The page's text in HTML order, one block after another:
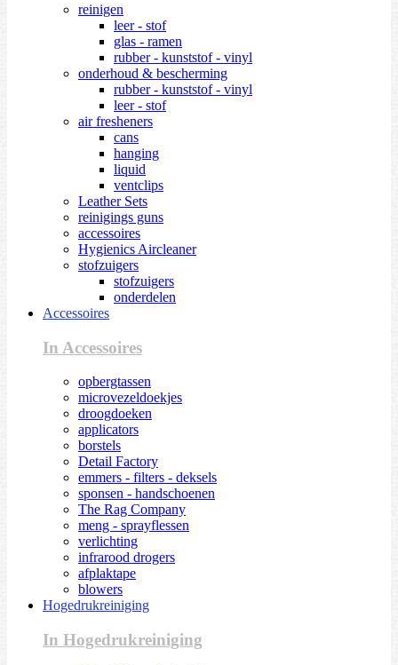
reinigen
leer - stof
glas - ramen
rubber - kunststof - vinyl
onderhoud & bescherming
rubber - kunststof - vinyl
leer - stof
air fresheners
cans
hanging
liquid
ventclips
Leather Sets
reinigings guns
accessoires
Hygienics Aircleaner
stofzuigers
stofzuigers
onderdelen
Accessoires
In Accessoires
opbergtassen
microvezeldoekjes
droogdoeken
applicators
borstels
Detail Factory
emmers - filters - deksels
sponsen - handschoenen
The Rag Company
meng - sprayflessen
verlichting
infrarood drogers
afplaktape
blowers
Hogedrukreiniging
In Hogedrukreiniging